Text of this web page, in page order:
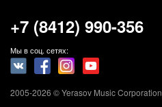
+7 (8412) 990-356
Мы в соц. сетях:
2005-2026 © Yerasov Music Corporation